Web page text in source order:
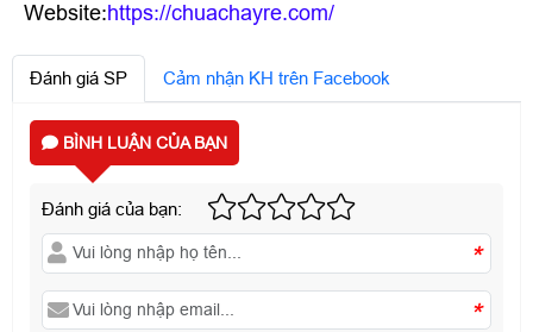
Website:https://chuachayre.com/
Đánh giá SP Cảm nhận KH trên Facebook
BÌNH LUẬN CỦA BẠN
Đánh giá của bạn:
*
*